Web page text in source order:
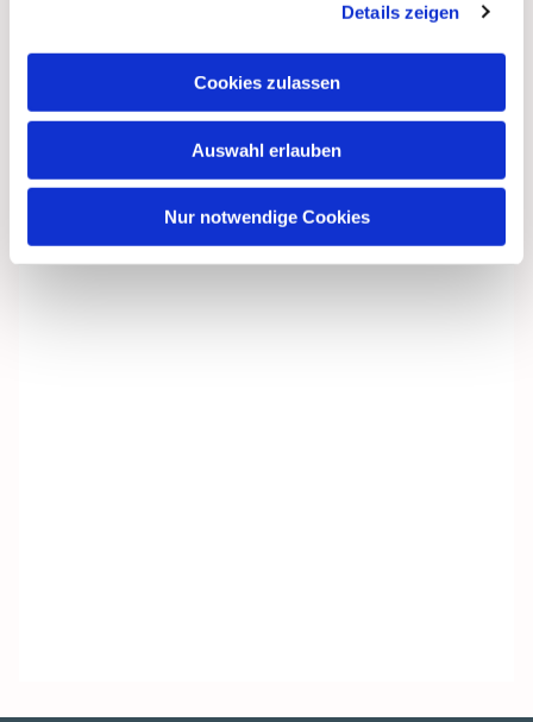
Details zeigen
Cookies zulassen
Auswahl erlauben
Nur notwendige Cookies
interessieren